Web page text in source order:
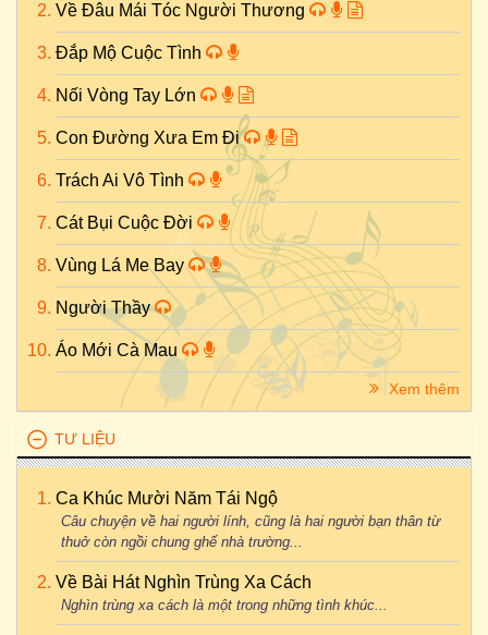
Về Đâu Mái Tóc Người Thương
Đắp Mộ Cuộc Tình
Nối Vòng Tay Lớn
Con Đường Xưa Em Đi
Trách Ai Vô Tình
Cát Bụi Cuộc Đời
Vùng Lá Me Bay
Người Thầy
Áo Mới Cà Mau
Xem thêm
TƯ LIỆU
Ca Khúc Mười Năm Tái Ngộ
Câu chuyện về hai người lính, cũng là hai người bạn thân từ
thuở còn ngồi chung ghế nhà trường...
Về Bài Hát Nghìn Trùng Xa Cách
Nghìn trùng xa cách là một trong những tình khúc...